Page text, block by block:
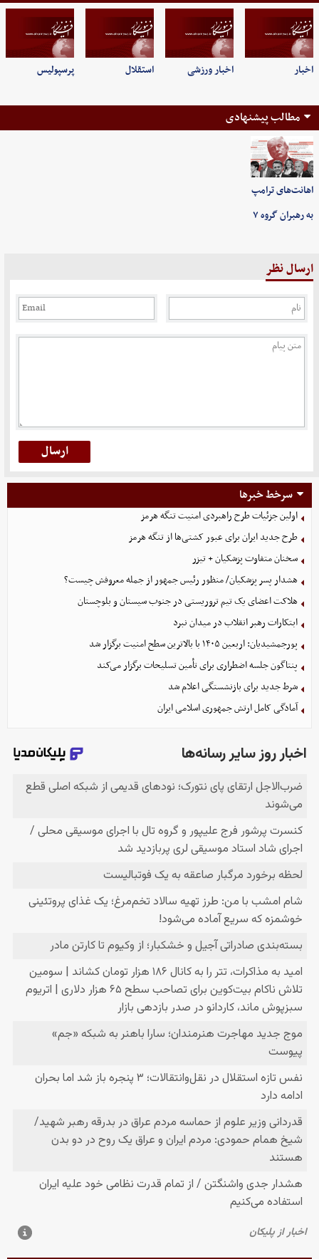
اخبار اخبار ورزشی استقلال پرسپولیس
مطالب پیشنهادی
اهانت‌های ترامپ
به رهبران گروه ۷
ارسال نظر
سرخط خبرها
اولین جزئیات طرح راهبردی امنیت تنگه هرمز
طرح جدید ایران برای عبور کشتی‌ها از تنگه هرمز
سخنان متفاوت پزشکیان + تیزر
هشدار پسر پزشکیان/ منظور رئیس جمهور از جمله معروفش چیست؟
هلاکت اعضای یک تیم تروریستی در جنوب سیستان و بلوچستان
ابتکارات رهبر انقلاب در میدان نبرد
پورجمشیدیان: اربعین ۱۴۰۵ با بالاترین سطح امنیت برگزار شد
پنتاگون جلسه اضطراری برای تأمین تسلیحات برگزار می‌کند
شرط جدید برای بازنشستگی اعلام شد
آمادگی کامل ارتش جمهوری اسلامی ایران